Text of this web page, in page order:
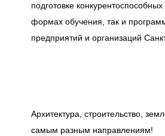
подготовке
формах обучения, так и
предприятий и организаций
Архитектура, строительство,
самым разным направлениям!